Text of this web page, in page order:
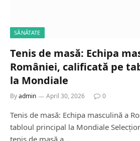
SĂNĂTATE
Tenis de masă: Echipa
României, calificată pe
la Mondiale
Byadmin April 30, 2026 0
Tenis de masă: Echipa masculină a
tabloul principal la Mondiale
tenis de masă a…